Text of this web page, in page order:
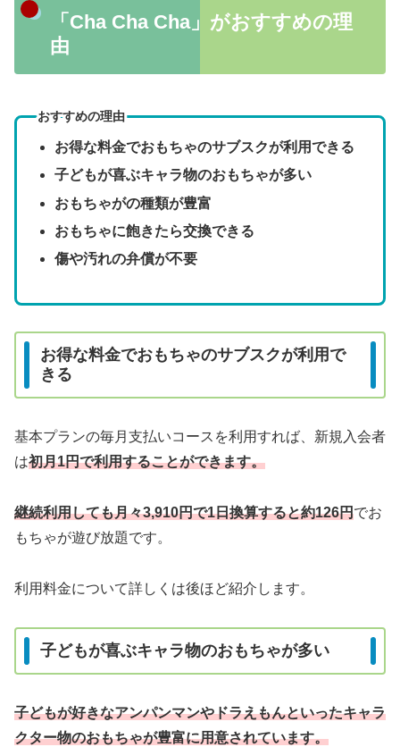
「Cha Cha Cha」がおすすめの理
由
おすすめの理由
お得な料金でおもちゃのサブスクが利用できる
子どもが喜ぶキャラ物のおもちゃが多い
おもちゃがの種類が豊富
おもちゃに飽きたら交換できる
傷や汚れの弁償が不要
お得な料金でおもちゃのサブスクが利用で
きる
基本プランの毎月支払いコースを利用すれば、新規入会者
は初月1円で利用することができます。
継続利用しても月々3,910円で1日換算すると約126円でお
もちゃが遊び放題です。
利用料金について詳しくは後ほど紹介します。
子どもが喜ぶキャラ物のおもちゃが多い
子どもが好きなアンパンマンやドラえもんといったキャラ
クター物のおもちゃが豊富に用意されています。